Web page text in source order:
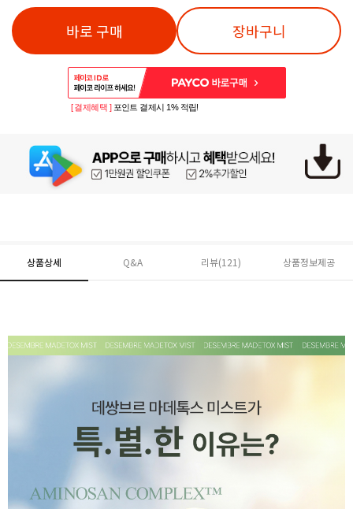
바로 구매 장바구니
[ 결제혜택 ] 포인트 결제시 1% 적립!
상품상세 Q&A 리뷰(121) 상품정보제공